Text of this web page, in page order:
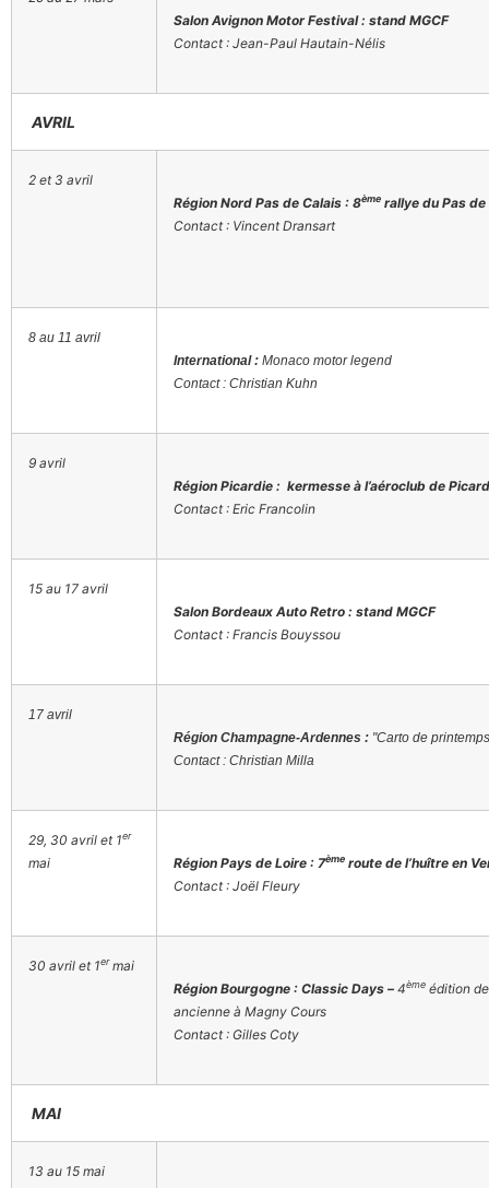
Salon Avignon Motor Festival : stand MGCF
Contact : Jean-Paul Hautain-Nélis
AVRIL
2 et 3 avril
Région Nord Pas de Calais : 8ème rallye du Pas de
Contact : Vincent Dransart
8 au 11 avril
International : Monaco motor legend
Contact : Christian Kuhn
9 avril
Région Picardie : kermesse à l’aéroclub de
Contact : Eric Francolin
15 au 17 avril
Salon Bordeaux Auto Retro : stand MGCF
Contact : Francis Bouyssou
17 avril
Région Champagne-Ardennes : "Carto de
Contact : Christian Milla
29, 30 avril et 1er
mai Région Pays de Loire : 7ème route de l’huître en
Contact : Joël Fleury
30 avril et 1ermai
Région Bourgogne : Classic Days – 4ème édition
ancienne à Magny Cours
Contact : Gilles Coty
MAI
13 au 15 mai